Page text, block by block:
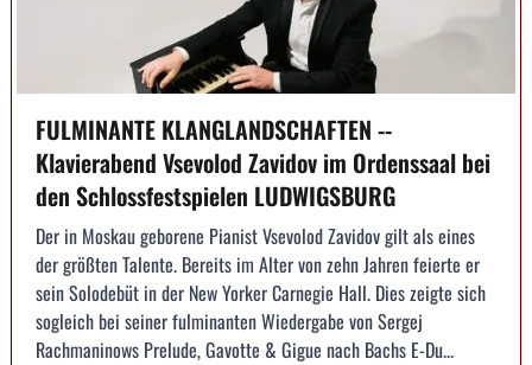
FULMINANTE KLANGLANDSCHAFTEN --
Klavierabend Vsevolod Zavidov im Ordenssaal bei
den Schlossfestspielen LUDWIGSBURG
Der in Moskau geborene Pianist Vsevolod Zavidov gilt als eines
der größten Talente. Bereits im Alter von zehn Jahren feierte er
sein Solodebüt in der New Yorker Carnegie Hall. Dies zeigte sich
sogleich bei seiner fulminanten Wiedergabe von Sergej
Rachmaninows Prelude, Gavotte & Gigue nach Bachs E-Du...